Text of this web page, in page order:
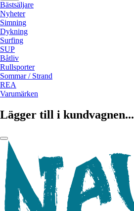
Bästsäljare
Nyheter
Simning
Dykning
Surfing
SUP
Båtliv
Rullsporter
Sommar / Strand
REA
Varumärken
Lägger till i kundvagnen...